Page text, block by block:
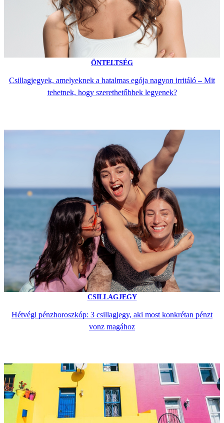
ÖNTELTSÉG
Csillagjegyek, amelyeknek a hatalmas egója nagyon irritáló – Mit
tehetnek, hogy szerethetőbbek legyenek?
CSILLAGJEGY
Hétvégi pénzhoroszkóp: 3 csillagjegy, aki most konkrétan pénzt
vonz magához